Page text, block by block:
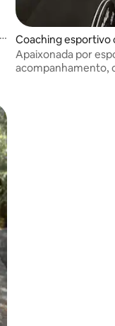
Coaching esportivo
Apaixonada por
acompanhamento,